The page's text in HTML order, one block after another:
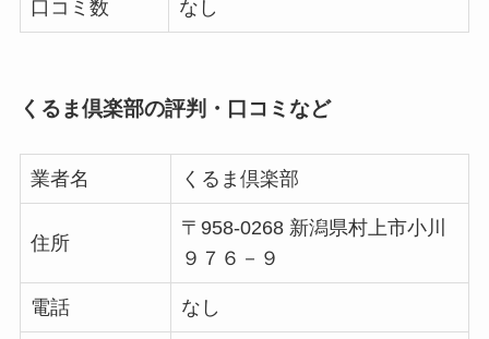
口コミ数 なし
くるま倶楽部の評判・口コミなど
業者名 くるま倶楽部
住所
〒958-0268 新潟県村上市小川
９７６－９
電話 なし